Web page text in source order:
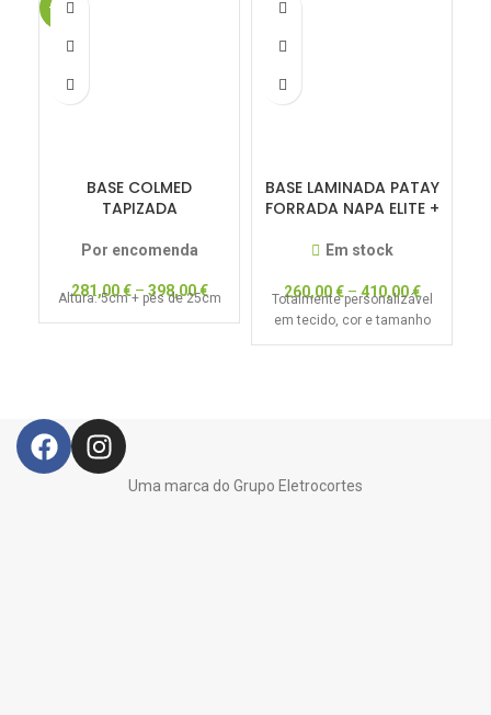
-20%
BASE COLMED
TAPIZADA
Por encomenda
281,00€– 398,00€
Altura: 5cm + pés de 25cm
BASE LAMINADA PATAY
FORRADA NAPA ELITE +
Em stock
260,00€– 410,00€
Totalmente personalizável
em tecido, cor e tamanho
Uma marca do Grupo Eletrocortes